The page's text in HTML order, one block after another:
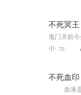
不死冥王
75
不死血印